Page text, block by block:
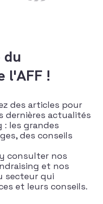
l'AFF !
des articles pour
dernières actualités
: les grandes
des conseils
consulter nos
et nos
secteur qui
et leurs conseils.